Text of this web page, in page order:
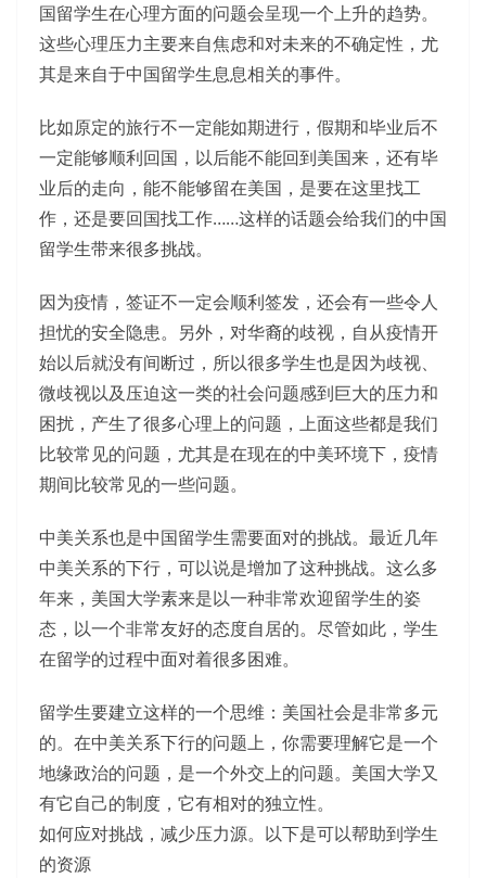
国留学生在心理方面的问题会呈现一个上升的趋势。
这些心理压力主要来自焦虑和对未来的不确定性，尤
其是来自于中国留学生息息相关的事件。
比如原定的旅行不一定能如期进行，假期和毕业后不
一定能够顺利回国，以后能不能回到美国来，还有毕
业后的走向，能不能够留在美国，是要在这里找工
作，还是要回国找工作……这样的话题会给我们的中国
留学生带来很多挑战。
因为疫情，签证不一定会顺利签发，还会有一些令人
担忧的安全隐患。另外，对华裔的歧视，自从疫情开
始以后就没有间断过，所以很多学生也是因为歧视、
微歧视以及压迫这一类的社会问题感到巨大的压力和
困扰，产生了很多心理上的问题，上面这些都是我们
比较常见的问题，尤其是在现在的中美环境下，疫情
期间比较常见的一些问题。
中美关系也是中国留学生需要面对的挑战。最近几年
中美关系的下行，可以说是增加了这种挑战。这么多
年来，美国大学素来是以一种非常欢迎留学生的姿
态，以一个非常友好的态度自居的。尽管如此，学生
在留学的过程中面对着很多困难。
留学生要建立这样的一个思维：美国社会是非常多元
的。在中美关系下行的问题上，你需要理解它是一个
地缘政治的问题，是一个外交上的问题。美国大学又
有它自己的制度，它有相对的独立性。
如何应对挑战，减少压力源。以下是可以帮助到学生
的资源